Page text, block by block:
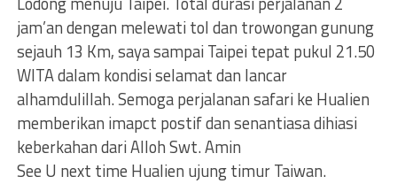
jam’an dengan melewati tol dan trowongan gunung
sejauh 13 Km, saya sampai Taipei tepat pukul 21.50
WITA dalam kondisi selamat dan lancar
alhamdulillah. Semoga perjalanan safari ke Hualien
memberikan imapct postif dan senantiasa dihiasi
keberkahan dari Alloh Swt. Amin
See U next time Hualien ujung timur Taiwan.